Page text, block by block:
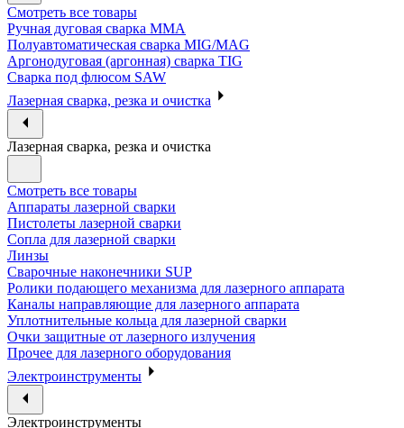
Смотреть все товары
Ручная дуговая сварка MMA
Полуавтоматическая сварка MIG/MAG
Аргонодуговая (аргонная) сварка TIG
Сварка под флюсом SAW
Лазерная сварка, резка и очистка
Лазерная сварка, резка и очистка
Смотреть все товары
Аппараты лазерной сварки
Пистолеты лазерной сварки
Сопла для лазерной сварки
Линзы
Сварочные наконечники SUP
Ролики подающего механизма для лазерного аппарата
Каналы направляющие для лазерного аппарата
Уплотнительные кольца для лазерной сварки
Очки защитные от лазерного излучения
Прочее для лазерного оборудования
Электроинструменты
Электроинструменты